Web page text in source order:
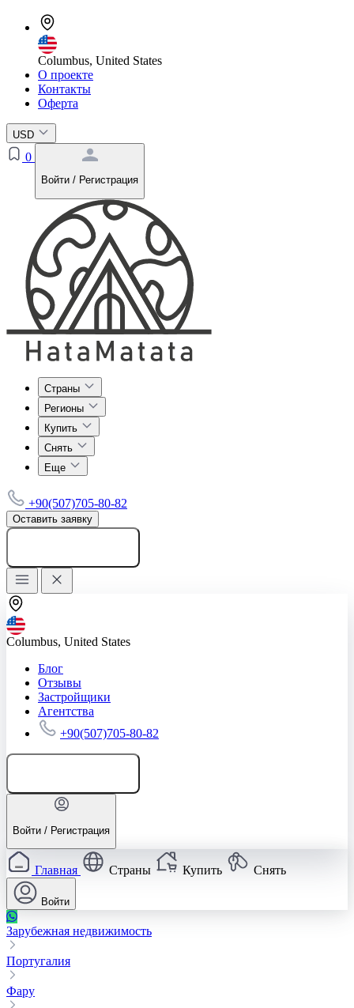
Columbus, United States
О проекте
Контакты
Оферта
USD
0
Войти / Регистрация
Страны
Регионы
Купить
Снять
Еще
+90(507)705-80-82
Оставить заявку
Columbus, United States
Блог
Отзывы
Застройщики
Агентства
+90(507)705-80-82
Войти / Регистрация
Главная Страны Купить Снять
Войти
Зарубежная недвижимость
Португалия
Фару